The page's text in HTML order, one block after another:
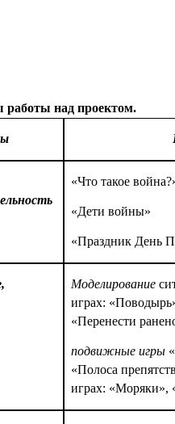
над проектом.
«Что такое
«Дети войны»
«Праздник День
Моделирование
играх:
«Перенести
подвижные игры
«Полоса
играх: «Моряки»,